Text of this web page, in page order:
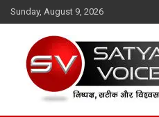
Skip
to
Sunday, August 9, 2026